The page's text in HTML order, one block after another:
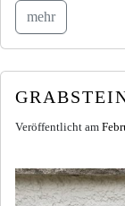
mehr
Veröffentlicht am